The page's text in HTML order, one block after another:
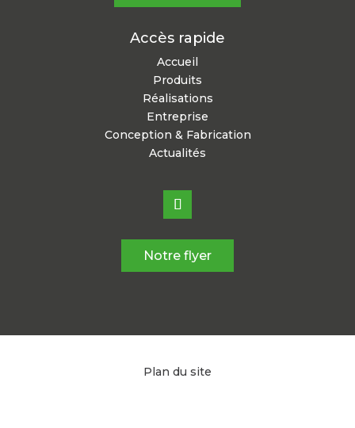
Accès rapide
Accueil
Produits
Réalisations
Entreprise
Conception & Fabrication
Actualités
Notre flyer
Plan du site